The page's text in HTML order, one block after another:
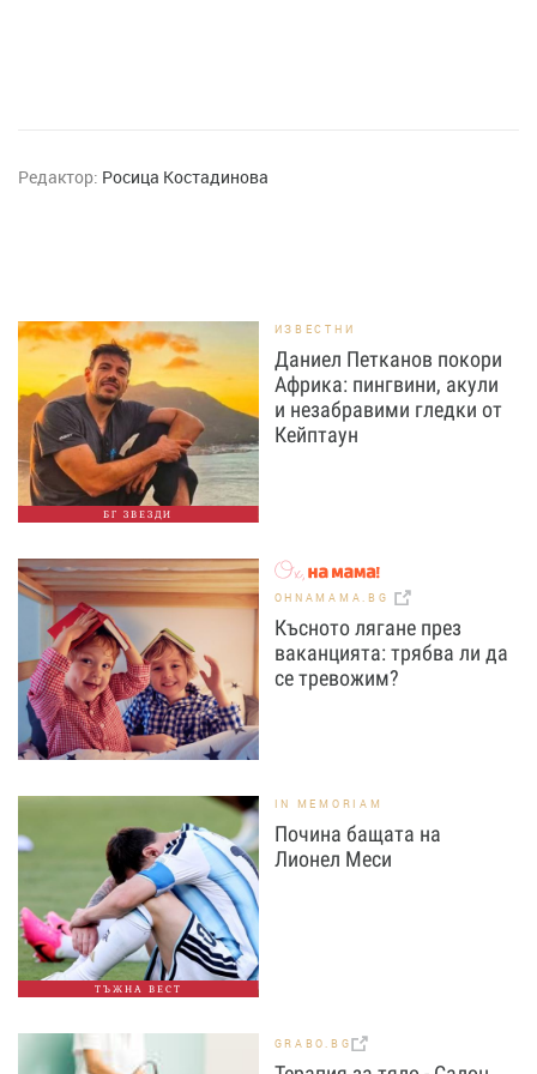
Редактор: Росица Костадинова
БГ ЗВЕЗДИ
ИЗВЕСТНИ
Даниел Петканов покори
Африка: пингвини, акули
и незабравими гледки от
Кейптаун
OHNAMAMA.BG
Късното лягане през
ваканцията: трябва ли да
се тревожим?
ТЪЖНА ВЕСТ
IN MEMORIAM
Почина бащата на
Лионел Меси
GRABO.BG